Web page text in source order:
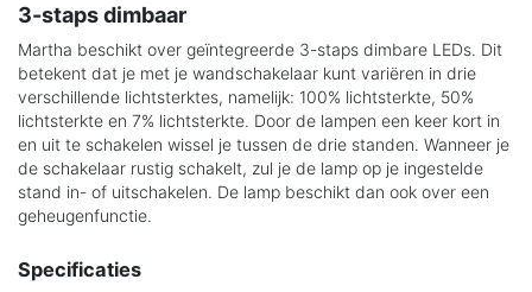
3-staps dimbaar
Martha beschikt over geïntegreerde 3-staps dimbare LEDs. Dit
betekent dat je met je wandschakelaar kunt variëren in drie
verschillende lichtsterktes, namelijk: 100% lichtsterkte, 50%
lichtsterkte en 7% lichtsterkte. Door de lampen een keer kort in
en uit te schakelen wissel je tussen de drie standen. Wanneer je
de schakelaar rustig schakelt, zul je de lamp op je ingestelde
stand in- of uitschakelen. De lamp beschikt dan ook over een
geheugenfunctie.
Specificaties